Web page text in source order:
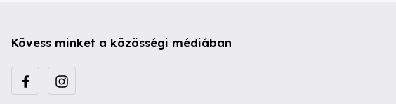
Kövess minket a közösségi médiában